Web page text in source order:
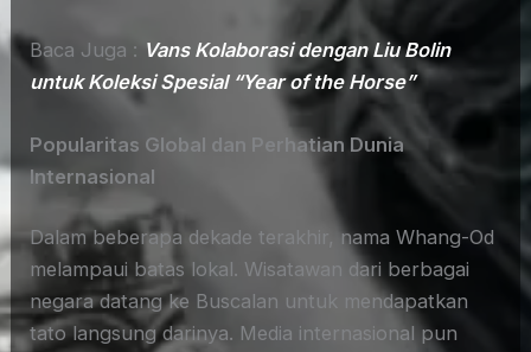
Baca Juga : Vans Kolaborasi dengan Liu Bolin
untuk Koleksi Spesial “Year of the Horse”
Popularitas Global dan Perhatian Dunia
Internasional
Dalam beberapa dekade terakhir, nama Whang-Od
melampaui batas lokal. Wisatawan dari berbagai
negara datang ke Buscalan untuk mendapatkan
tato langsung darinya. Media internasional pun